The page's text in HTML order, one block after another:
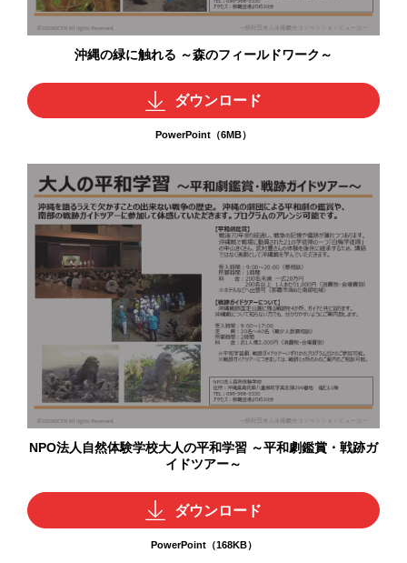
沖縄の緑に触れる ～森のフィールドワーク～
ダウンロード
PowerPoint（6MB）
NPO法人自然体験学校大人の平和学習 ～平和劇鑑賞・戦跡ガ
イドツアー～
ダウンロード
PowerPoint（168KB）